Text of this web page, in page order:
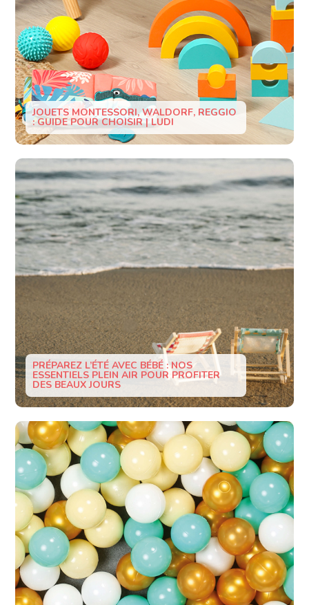
JOUETS MONTESSORI, WALDORF, REGGIO
: GUIDE POUR CHOISIR | LUDI
PRÉPAREZ L’ÉTÉ AVEC BÉBÉ : NOS
ESSENTIELS PLEIN AIR POUR PROFITER
DES BEAUX JOURS